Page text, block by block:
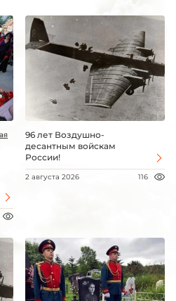
96 лет Воздушно-
десантным войскам
России!
2 августа 2026 116